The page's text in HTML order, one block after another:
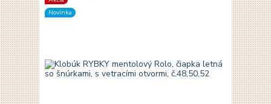
Novinka